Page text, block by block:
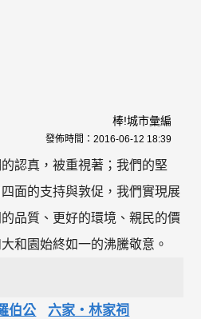
棒!城市彙編
發佈時間： 2016-06-12 18:39
認真，被重視著；我們的堅
面的支持與敦促，我們實現展
品質、更好的環境、親民的價
和園始終如一的沸騰敬意。
伯公
六家‧林家祠